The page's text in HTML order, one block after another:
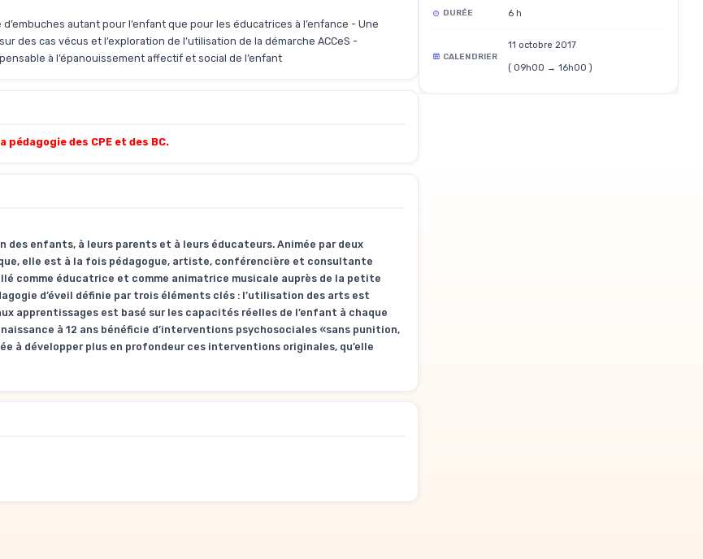
autant pour l’enfant que pour les éducatrices à l’enfance - Une
des cas vécus et l’exploration de l’utilisation de la démarche ACCeS -
à l’épanouissement affectif et social de l’enfant
des CPE et des BC.
des enfants, à leurs parents et à leurs éducateurs. Animée par deux
elle est à la fois pédagogue, artiste, conférencière et consultante
comme éducatrice et comme animatrice musicale auprès de la petite
d’éveil définie par trois éléments clés : l’utilisation des arts est
apprentissages est basé sur les capacités réelles de l’enfant à chaque
à 12 ans bénéficie d’interventions psychosociales «sans punition,
à développer plus en profondeur ces interventions originales, qu’elle
DURÉE 6 h
CALENDRIER
11 octobre 2017
( 09h00 → 16h00 )